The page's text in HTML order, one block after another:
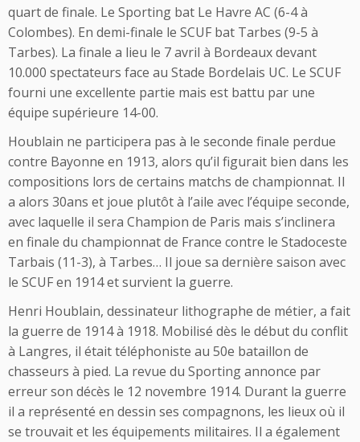
quart de finale. Le Sporting bat Le Havre AC (6-4 à
Colombes). En demi-finale le SCUF bat Tarbes (9-5 à
Tarbes). La finale a lieu le 7 avril à Bordeaux devant
10.000 spectateurs face au Stade Bordelais UC. Le SCUF
fourni une excellente partie mais est battu par une
équipe supérieure 14-00.
Houblain ne participera pas à le seconde finale perdue
contre Bayonne en 1913, alors qu’il figurait bien dans les
compositions lors de certains matchs de championnat. Il
a alors 30ans et joue plutôt à l’aile avec l’équipe seconde,
avec laquelle il sera Champion de Paris mais s’inclinera
en finale du championnat de France contre le Stadoceste
Tarbais (11-3), à Tarbes… Il joue sa dernière saison avec
le SCUF en 1914 et survient la guerre.
Henri Houblain, dessinateur lithographe de métier, a fait
la guerre de 1914 à 1918. Mobilisé dès le début du conflit
à Langres, il était téléphoniste au 50e bataillon de
chasseurs à pied. La revue du Sporting annonce par
erreur son décès le 12 novembre 1914. Durant la guerre
il a représenté en dessin ses compagnons, les lieux où il
se trouvait et les équipements militaires. Il a également